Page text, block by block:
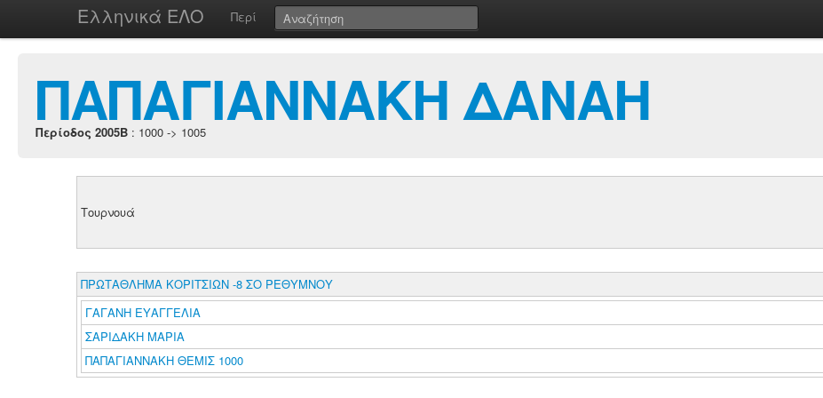
Ελληνικά ΕΛΟ Περί
ΠΑΠΑΓΙΑΝΝΑΚΗ ΔΑΝΑΗ
Περίοδος 2005B : 1000 -> 1005
Τουρνουά
ΠΡΩΤΑΘΛΗΜΑ ΚΟΡΙΤΣΙΩΝ -8 ΣΟ ΡΕΘΥΜΝΟΥ
ΓΑΓΑΝΗ ΕΥΑΓΓΕΛΙΑ
ΣΑΡΙΔΑΚΗ ΜΑΡΙΑ
ΠΑΠΑΓΙΑΝΝΑΚΗ ΘΕΜΙΣ 1000